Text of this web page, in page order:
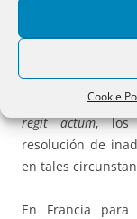
Cookie
exigible en el
podía ser
parámetro
judicial y los
legítima,
regit actum, los
resolución de
en tales
En Francia